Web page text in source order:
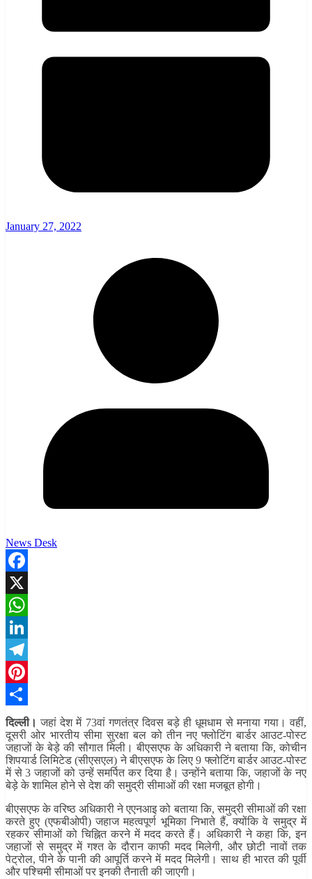
January 27, 2022
News Desk
Facebook
X
WhatsApp
LinkedIn
Telegram
Pinterest
Share
दिल्ली।जहां देश में 73वां गणतंत्र दिवस बड़े ही धूमधाम से मनाया गया। वहीं,
दूसरी ओर भारतीय सीमा सुरक्षा बल को तीन नए फ्लोटिंग बार्डर आउट-पोस्ट
जहाजों के बेड़े की सौगात मिली। बीएसएफ के अधिकारी ने बताया कि, कोचीन
शिपयार्ड लिमिटेड (सीएसएल) ने बीएसएफ के लिए 9 फ्लोटिंग बार्डर आउट-पोस्ट
में से 3 जहाजों को उन्हें समर्पित कर दिया है। उन्होंने बताया कि, जहाजों के नए
बेड़े के शामिल होने से देश की समुद्री सीमाओं की रक्षा मजबूत होगी।
बीएसएफ के वरिष्ठ अधिकारी ने एएनआइ को बताया कि, समुद्री सीमाओं की रक्षा
करते हुए (एफबीओपी) जहाज महत्वपूर्ण भूमिका निभाते हैं, क्योंकि वे समुद्र में
रहकर सीमाओं को चिह्नित करने में मदद करते हैं। अधिकारी ने कहा कि, इन
जहाजों से समुद्र में गश्त के दौरान काफी मदद मिलेगी, और छोटी नावों तक
पेट्रोल, पीने के पानी की आपूर्ति करने में मदद मिलेगी। साथ ही भारत की पूर्वी
और पश्चिमी सीमाओं पर इनकी तैनाती की जाएगी।